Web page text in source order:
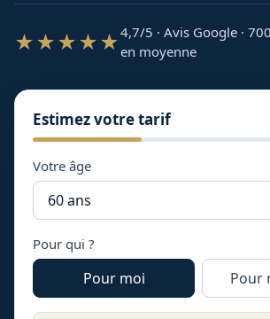
★★★★★4,7/5 · Avis Google · 700
en moyenne
Estimez votre tarif
Votre âge
Pour qui ?
Pour moi Pour